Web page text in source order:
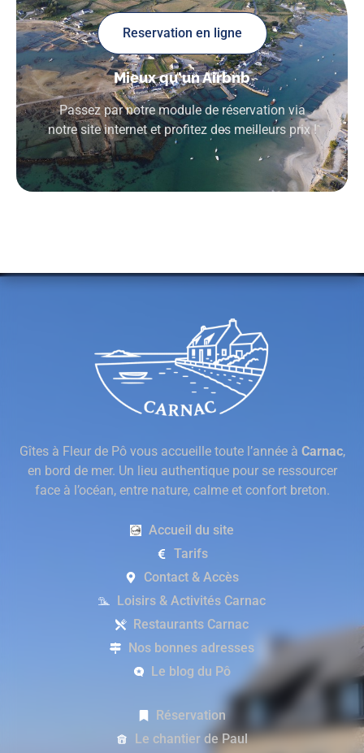
Reservation en ligne
Mieux qu'un Airbnb
Passez par notre module de réservation via
notre site internet et profitez des meilleurs prix !
Gîtes à Fleur de Pô vous accueille toute l’année à Carnac,
en bord de mer. Un lieu authentique pour se ressourcer
face à l’océan, entre nature, calme et confort breton.
Accueil du site
Tarifs
Contact & Accès
Loisirs & Activités Carnac
Restaurants Carnac
Nos bonnes adresses
Le blog du Pô
Réservation
Le chantier de Paul